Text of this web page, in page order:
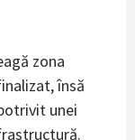
zona
însă
unei